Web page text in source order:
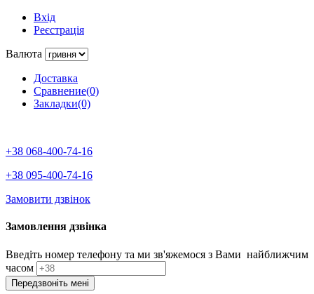
Вхід
Реєстрація
Валюта
Доставка
Сравнение(0)
Закладки(0)
+38 068-400-74-16
+38 095-400-74-16
Замовити дзвінок
Замовлення дзвінка
Введіть номер телефону та ми зв'яжемося з Вами найближчим
часом